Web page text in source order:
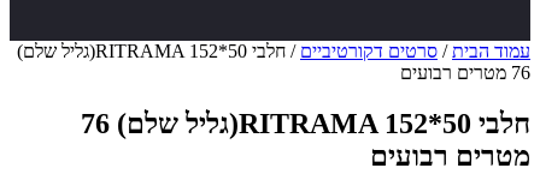
עמוד הבית/ סרטים דקורטיביים
/ חלבי RITRAMA 152*50(גליל שלם)
76 מטרים רבועים
חלבי RITRAMA 152*50(גליל שלם) 76
מטרים רבועים